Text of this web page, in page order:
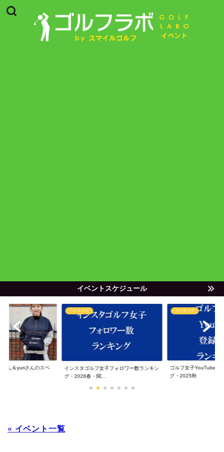
イベントスケジュール
ん＆yuriさんのスペ
ランキング
インスタゴルフ女子フォロワー数ランキン
グ・2026春・関...
ランキング
ゴルフ女子YouTube登
グ・2025秋
« イベント一覧